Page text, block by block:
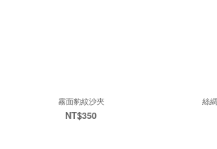
霧面豹紋沙夾
NT$350
絲